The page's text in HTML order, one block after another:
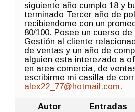
siguiente año cumplo 18 y
terminado Tercer año de
recibiendome con un
80/100. Posee un cuerso de
Gestión al cliente
de ventas y un año de
alguien esta interezado a
en area comercia, de
escribirme mi casilla de
alex22_77@hotmail.com.
Autor Entradas